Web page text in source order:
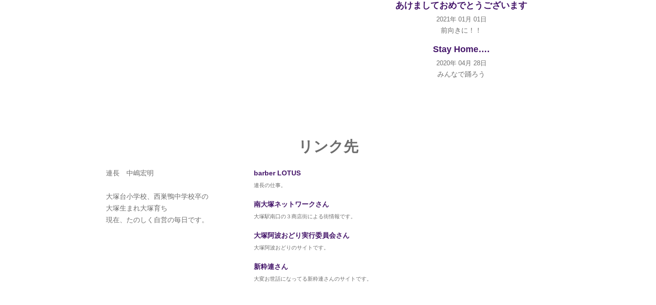
あけましておめでとうございます
2021年 01月 01日
前向きに！！
Stay Home….
2020年 04月 28日
みんなで踊ろう
リンク先
連長 中嶋宏明
大塚台小学校、西巣鴨中学校卒の
大塚生まれ大塚育ち
現在、たのしく自営の毎日です。
barber LOTUS
連長の仕事。
南大塚ネットワークさん
大塚駅南口の３商店街による街情報です。
大塚阿波おどり実行委員会さん
大塚阿波おどりのサイトです。
新粋連さん
大変お世話になってる新粋連さんのサイトです。